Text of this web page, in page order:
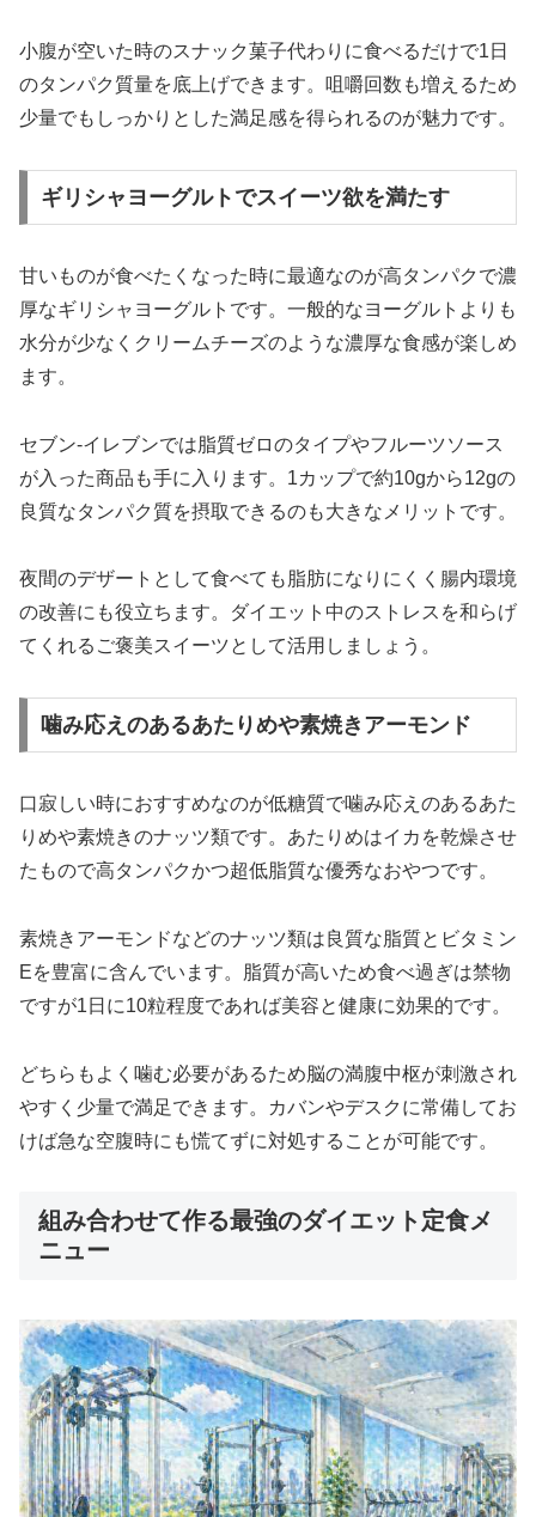
小腹が空いた時のスナック菓子代わりに食べるだけで1日
のタンパク質量を底上げできます。咀嚼回数も増えるため
少量でもしっかりとした満足感を得られるのが魅力です。
ギリシャヨーグルトでスイーツ欲を満たす
甘いものが食べたくなった時に最適なのが高タンパクで濃
厚なギリシャヨーグルトです。一般的なヨーグルトよりも
水分が少なくクリームチーズのような濃厚な食感が楽しめ
ます。
セブン-イレブンでは脂質ゼロのタイプやフルーツソース
が入った商品も手に入ります。1カップで約10gから12gの
良質なタンパク質を摂取できるのも大きなメリットです。
夜間のデザートとして食べても脂肪になりにくく腸内環境
の改善にも役立ちます。ダイエット中のストレスを和らげ
てくれるご褒美スイーツとして活用しましょう。
噛み応えのあるあたりめや素焼きアーモンド
口寂しい時におすすめなのが低糖質で噛み応えのあるあた
りめや素焼きのナッツ類です。あたりめはイカを乾燥させ
たもので高タンパクかつ超低脂質な優秀なおやつです。
素焼きアーモンドなどのナッツ類は良質な脂質とビタミン
Eを豊富に含んでいます。脂質が高いため食べ過ぎは禁物
ですが1日に10粒程度であれば美容と健康に効果的です。
どちらもよく噛む必要があるため脳の満腹中枢が刺激され
やすく少量で満足できます。カバンやデスクに常備してお
けば急な空腹時にも慌てずに対処することが可能です。
組み合わせて作る最強のダイエット定食メ
ニュー